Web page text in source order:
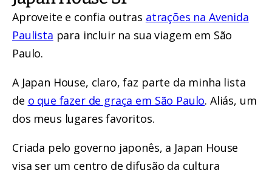
Aproveite e confia outras atrações na Avenida
Paulista para incluir na sua viagem em São
Paulo.
A Japan House, claro, faz parte da minha lista
de o que fazer de graça em São Paulo. Aliás, um
dos meus lugares favoritos.
Criada pelo governo japonês, a Japan House
visa ser um centro de difusão da cultura